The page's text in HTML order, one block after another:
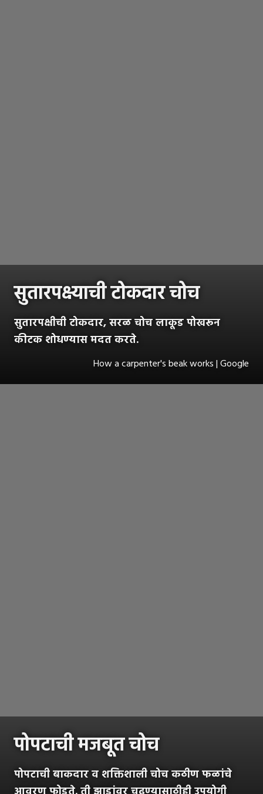
सुतारपक्ष्याची टोकदार चोच
सुतारपक्षीची टोकदार, सरळ चोच लाकूड पोखरून
कीटक शोधण्यास मदत करते.
How a carpenter's beak works | Google
पोपटाची मजबूत चोच
पोपटाची बाकदार व शक्तिशाली चोच कठीण फळांचे